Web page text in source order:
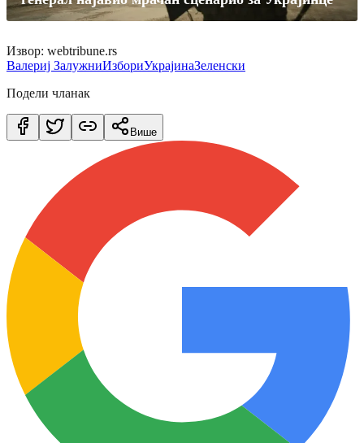
Извор: webtribune.rs
Валериј ЗалужниИзбориУкрајинаЗеленски
Подели чланак
Више